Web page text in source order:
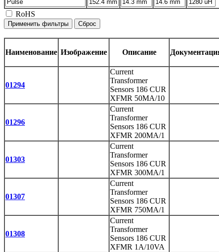
RoHS
Наименование Изображение Описание
01294
Current
Transformer
Sensors 186 CUR
XFMR 50MA/10
01296
Current
Transformer
Sensors 186 CUR
XFMR 200MA/1
01303
Current
Transformer
Sensors 186 CUR
XFMR 300MA/1
01307
Current
Transformer
Sensors 186 CUR
XFMR 750MA/1
01308
Current
Transformer
Sensors 186 CUR
XFMR 1A/10VA